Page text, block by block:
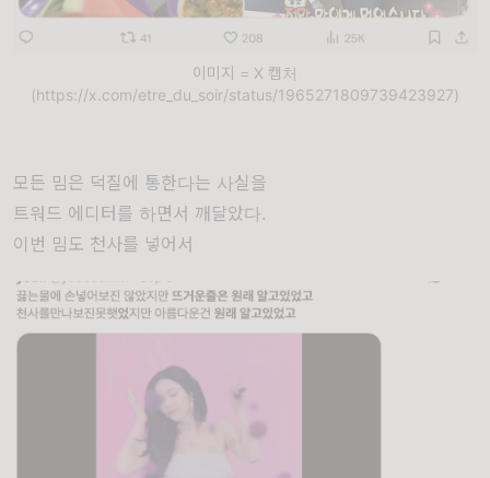
이미지 = X 캡처
(https://x.com/etre_du_soir/status/1965271809739423927)
모든 밈은 덕질에 통한다는 사실을
트워드 에디터를 하면서 깨달았다.
이번 밈도 천사를 넣어서